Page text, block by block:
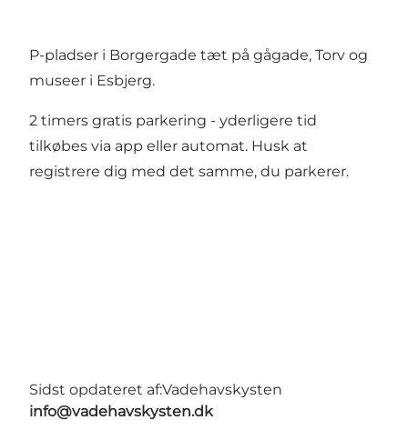
P-pladser i Borgergade tæt på gågade, Torv og
museer i Esbjerg.
2 timers gratis parkering - yderligere tid
tilkøbes via app eller automat. Husk at
registrere dig med det samme, du parkerer.
Sidst opdateret af:Vadehavskysten
info@vadehavskysten.dk